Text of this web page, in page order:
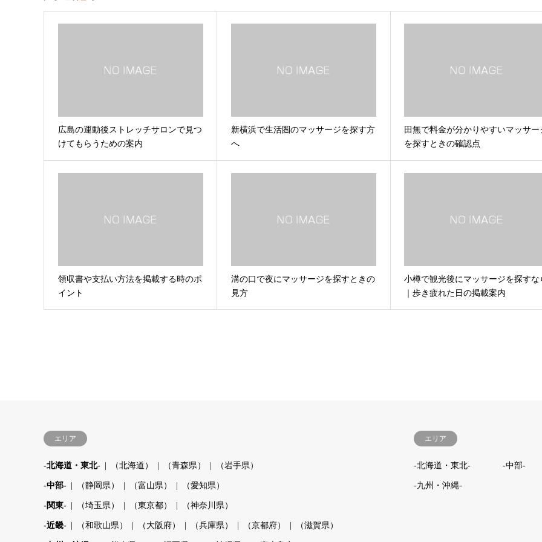
広島の運動後ストレッチサロンで見つ
けてもらうための案内
新横浜で生活圏のマッサージを探す方
へ
田無で料金が分かりやすいマッサー
を探すときの確認点
領収書や支払い方法を掲載する時のポ
イント
溝の口で夜にマッサージを探すときの
見方
小樽で観光後にマッサージを探すな
｜歩き疲れた日の掲載案内
エリア
-北海道・東北- （北海道） （青森県） （岩手県）
-中部- （静岡県） （富山県） （愛知県）
-関東- （埼玉県） （東京都） （神奈川県）
-近畿- （和歌山県） （大阪府） （兵庫県） （京都府） （滋賀県）
エリア
-北海道・東北- -中部-
-九州・沖縄-